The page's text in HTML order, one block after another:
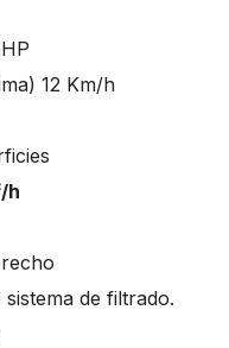
12 Km/h
h
de filtrado.